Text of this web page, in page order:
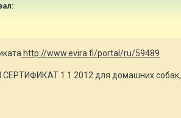
http://www.evira.fi/portal/ru/59489
1.1.2012 для домашних